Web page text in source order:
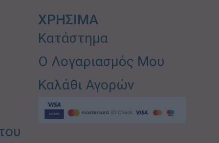
ΧΡΗΣΙΜΑ
Κατάστημα
Ο Λογαριασμός Μου
Καλάθι Αγορών